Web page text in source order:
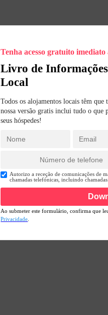
Tenha acesso gratuito imediato
Livro de
Local
Todos os alojamentos locais têm
nossa versão gratis inclui tudo o que
seus hóspedes!
Opt-
Communications:
Autorizo a receção de comunicações de
chamadas telefónicas, incluindo
Terms
of
Service
Ao submeter este formulário, confirma que
Privacidade